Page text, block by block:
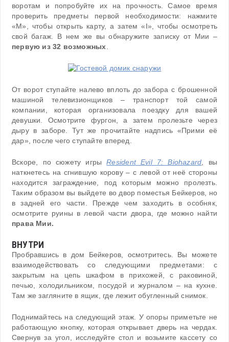
воротам и попробуйте их на прочность. Самое время
проверить предметы первой необходимости: нажмите
«М», чтобы открыть карту, а затем «I», чтобы осмотреть
свой багаж. В нем же вы обнаружите записку от Мии –
первую из 32 возможных.
От ворот ступайте налево вплоть до забора с брошенной
машиной телевизионщиков – транспорт той самой
компании, которая организовала поездку для вашей
девушки. Осмотрите фургон, а затем пролезьте через
дыру в заборе. Тут же прочитайте надпись «Прими её
дар», после чего ступайте вперед.
Вскоре, по сюжету игрыResident Evil 7: Biohazard, вы
наткнетесь на сгнившую корову – с левой от неё стороны
находится заграждение, под которым можно пролезть.
Таким образом вы выйдете во двор поместья Бейкеров, но
в задней его части. Прежде чем заходить в особняк,
осмотрите руины в левой части двора, где можно найти
права Мии.
ВНУТРИ
Пробравшись в дом Бейкеров, осмотритесь. Вы можете
взаимодействовать со следующими предметами: с
закрытым на цепь шкафом в прихожей, с раковиной,
печью, холодильником, посудой и журналом – на кухне.
Там же загляните в ящик, где лежит обугленный снимок.
Поднимайтесь на следующий этаж. У опоры приметьте не
работающую кнопку, которая открывает дверь на чердак.
Свернув за угол, исследуйте стол и возьмите кассету со